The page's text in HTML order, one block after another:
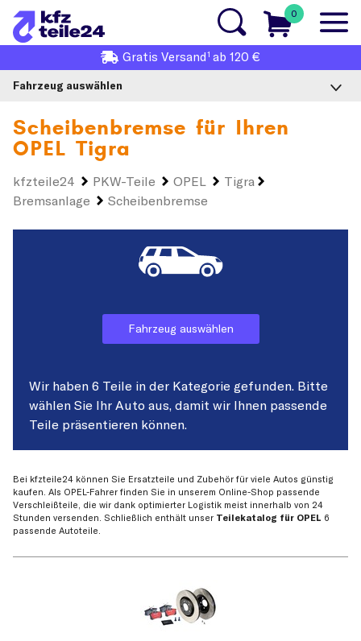
0
Gratis Versand1 ab 120 €
Fahrzeug auswählen
Scheibenbremse für Ihren
OPEL Tigra
kfzteile24 PKW-Teile OPEL
Tigra
Bremsanlage
Scheibenbremse
Fahrzeug auswählen
Wir haben 6 Teile in der Kategorie gefunden. Bitte
wählen Sie Ihr Auto aus, damit wir Ihnen passende
Teile präsentieren können.
Bei kfzteile24 können Sie Ersatzteile und Zubehör für viele Autos günstig
kaufen. Als OPEL-Fahrer finden Sie in unserem Online-Shop passende
Verschleißteile, die wir dank optimierter Logistik meist innerhalb von 24
Stunden versenden. Schließlich enthält unser Teilekatalog für OPEL 6
passende Autoteile.